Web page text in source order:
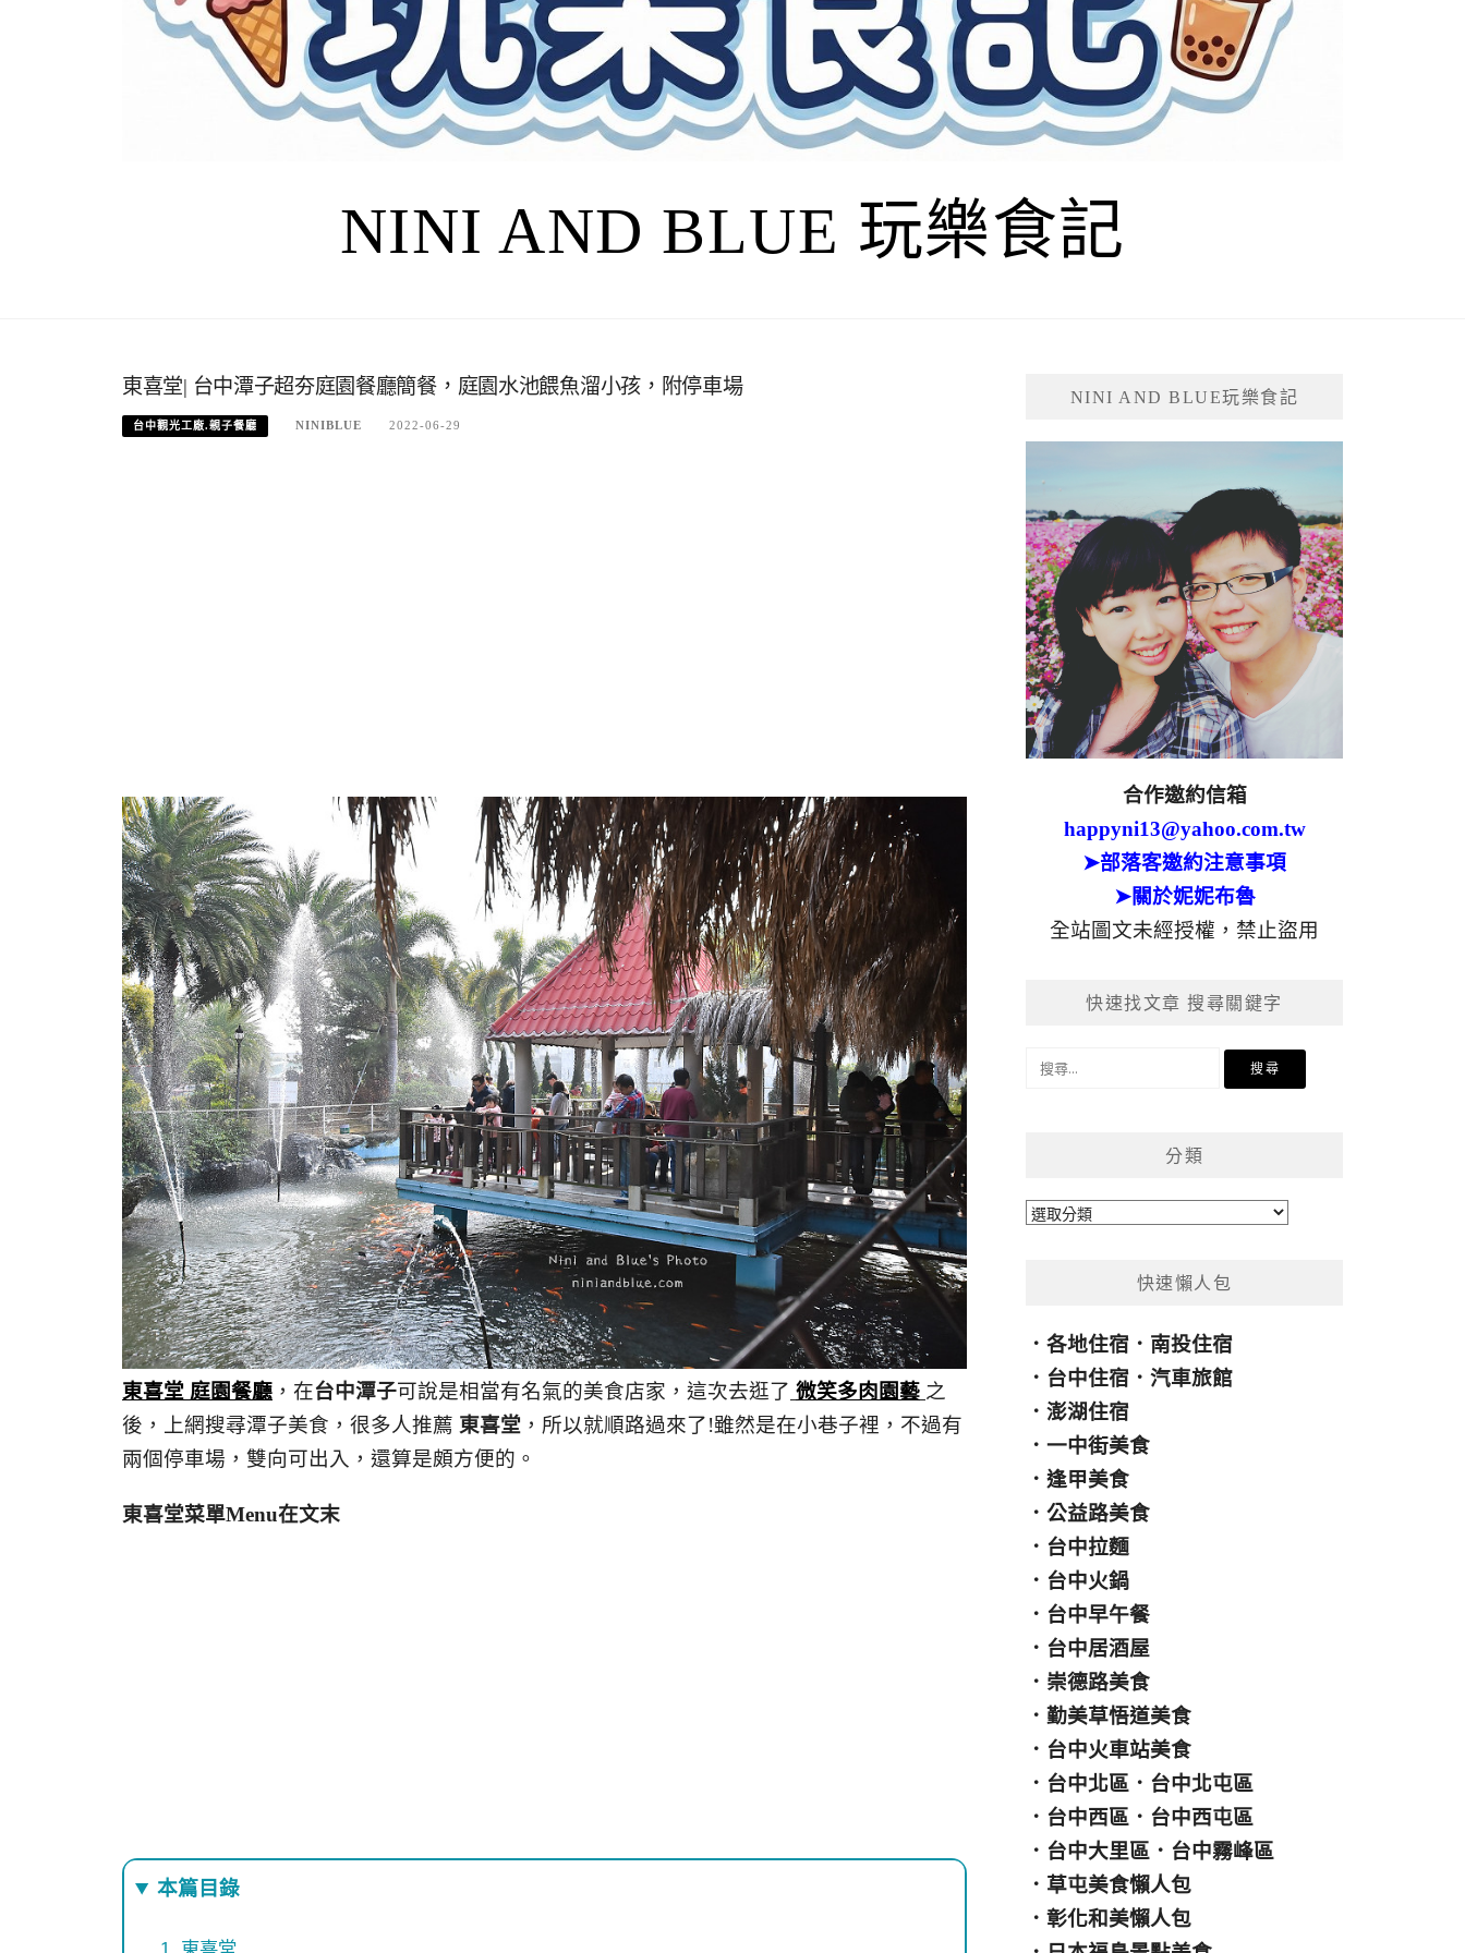
NINI AND BLUE 玩樂食記
東喜堂| 台中潭子超夯庭園餐廳簡餐，庭園水池餵魚溜小孩，附停車場
台中觀光工廠.親子餐廳 NINIBLUE 2022-06-29
東喜堂 庭園餐廳 ，在台中潭子可說是相當有名氣的美食店家，這次去逛了 微笑多肉園藝 之
後，上網搜尋潭子美食，很多人推薦 東喜堂 ，所以就順路過來了!雖然是在小巷子裡，不過有
兩個停車場，雙向可出入，還算是頗方便的。
東喜堂菜單Menu在文末
本篇目錄
NINI AND BLUE玩樂食記
合作邀約信箱
happyni13@yahoo.com.tw
➤部落客邀約注意事項
➤關於妮妮布魯
全站圖文未經授權，禁止盜用
快速找文章 搜尋關鍵字
分類
分
快速懶人包
．各地住宿 ． 南投住宿
． 台中住宿 ．汽車旅館
．澎湖住宿
．一中街美食
．逢甲美食
．公益路美食
． 台中拉麵
． 台中火鍋
． 台中早午餐
． 台中居酒屋
． 崇德路美食
．勤美草悟道美食
． 台中火車站美食
． 台中北區 ． 台中北屯區
． 台中西區 ． 台中西屯區
． 台中大里區 ． 台中霧峰區
． 草屯美食懶人包
．彰化和美懶人包